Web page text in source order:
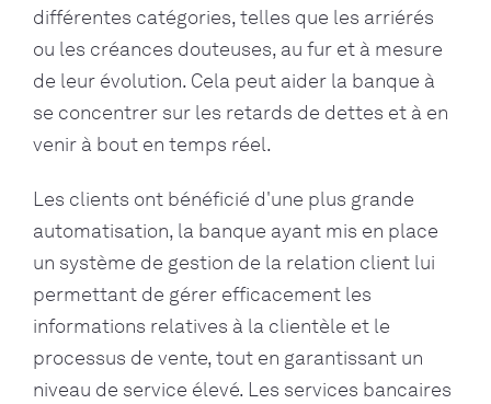
différentes catégories, telles que les arriérés
ou les créances douteuses, au fur et à mesure
de leur évolution. Cela peut aider la banque à
se concentrer sur les retards de dettes et à en
venir à bout en temps réel.
Les clients ont bénéficié d'une plus grande
automatisation, la banque ayant mis en place
un système de gestion de la relation client lui
permettant de gérer efficacement les
informations relatives à la clientèle et le
processus de vente, tout en garantissant un
niveau de service élevé. Les services bancaires